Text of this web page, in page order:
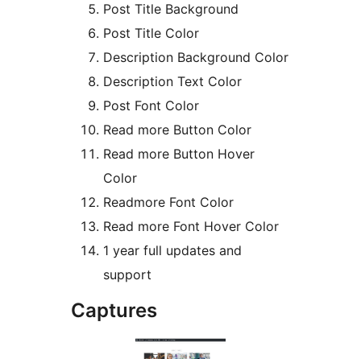
Post Title Background
Post Title Color
Description Background Color
Description Text Color
Post Font Color
Read more Button Color
Read more Button Hover
Color
Readmore Font Color
Read more Font Hover Color
1 year full updates and
support
Captures